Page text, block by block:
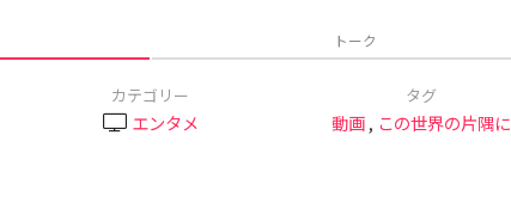
トーク
カテゴリー
エンタメ
タグ
動画, この世界の片隅に